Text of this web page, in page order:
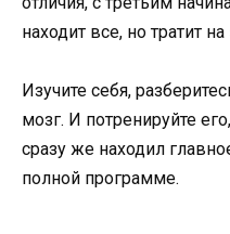
находит все, но тратит
Изучите себя,
мозг. И потренируйте
сразу же находил
полной программе.